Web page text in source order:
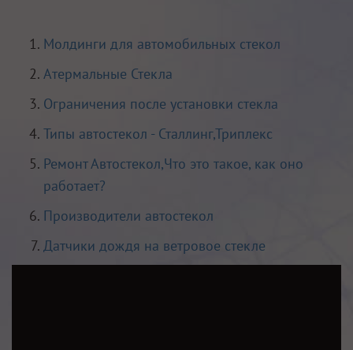
Молдинги для автомобильных стекол
Атермальные Стекла
Ограничения после установки стекла
Типы автостекол - Сталлинг,Триплекс
Ремонт Автостекол,Что это такое, как оно
работает?
Производители автостекол
Датчики дождя на ветровое стекле